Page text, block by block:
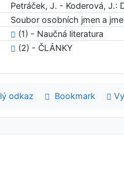
Petráček, J. - Koderová, J.:
Soubor osobních jmen a
(1) - Naučná literatura
(2) - ČLÁNKY
odkaz Bookmark